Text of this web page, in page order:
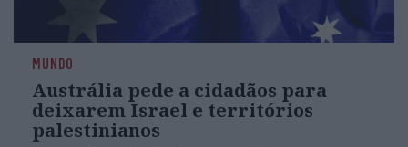
MUNDO
Austrália pede a cidadãos para
deixarem Israel e territórios
palestinianos